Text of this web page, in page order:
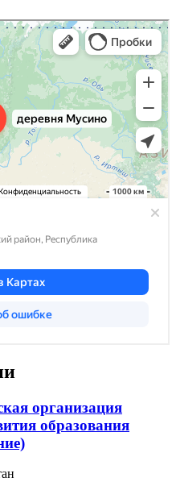
организация
образования